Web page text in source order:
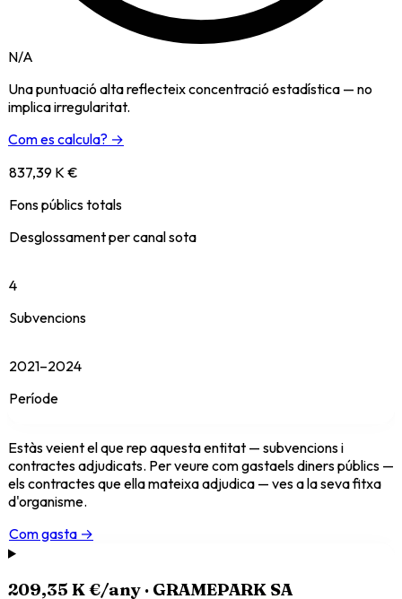
N/A
Una puntuació alta reflecteix concentració estadística — no
implica irregularitat.
Com es calcula? →
837,39 K €
Fons públics totals
Desglossament per canal sota
4
Subvencions
2021–2024
Període
Estàs veient el querep aquesta entitat — subvencions i
contractes adjudicats. Per veure comgastaels diners públics —
els contractes que ella mateixa adjudica — ves a la seva fitxa
d'organisme.
Com gasta →
209,35 K €/any · GRAMEPARK SA